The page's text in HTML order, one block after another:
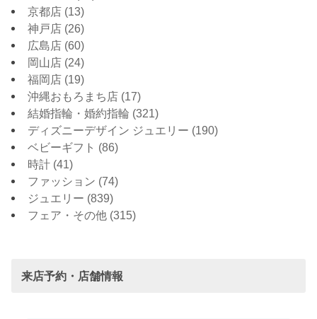
京都店 (13)
神戸店 (26)
広島店 (60)
岡山店 (24)
福岡店 (19)
沖縄おもろまち店 (17)
結婚指輪・婚約指輪 (321)
ディズニーデザイン ジュエリー (190)
ベビーギフト (86)
時計 (41)
ファッション (74)
ジュエリー (839)
フェア・その他 (315)
来店予約・店舗情報